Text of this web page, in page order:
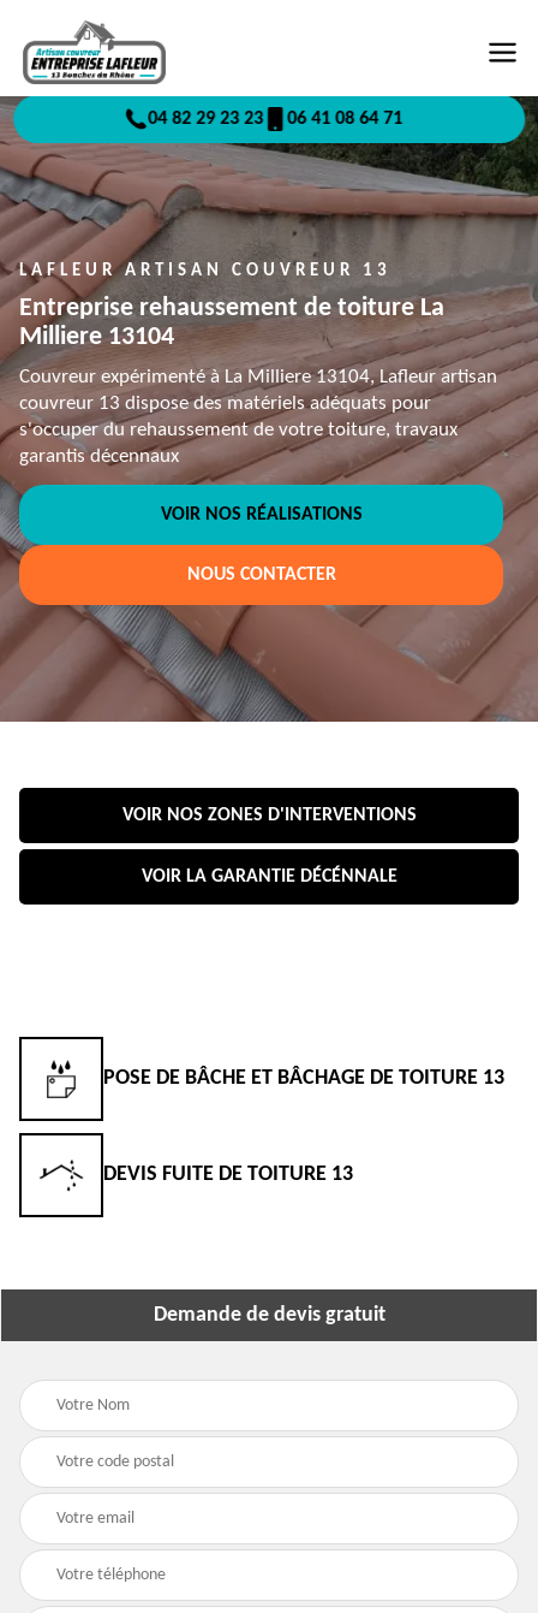
04 82 29 23 23 06 41 08 64 71
LAFLEUR ARTISAN COUVREUR 13
Entreprise rehaussement de toiture La
Milliere 13104
Couvreur expérimenté à La Milliere 13104, Lafleur artisan
couvreur 13 dispose des matériels adéquats pour
s'occuper du rehaussement de votre toiture, travaux
garantis décennaux
VOIR NOS RÉALISATIONS
NOUS CONTACTER
VOIR NOS ZONES D'INTERVENTIONS
VOIR LA GARANTIE DÉCÉNNALE
POSE DE BÂCHE ET BÂCHAGE DE TOITURE 13
DEVIS FUITE DE TOITURE 13
Demande de devis gratuit